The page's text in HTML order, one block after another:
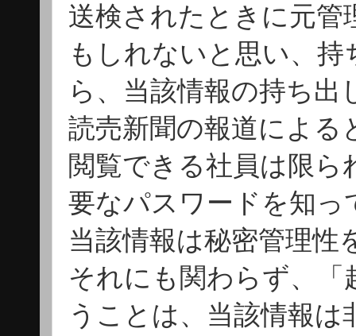
送検されたときに元管
もしれないと思い、
ら、当該情報の持ち
読売新聞の報道による
閲覧できる社員は限ら
要なパスワードを知
当該情報は秘密管理性
それにも関わらず、
うことは、当該情報